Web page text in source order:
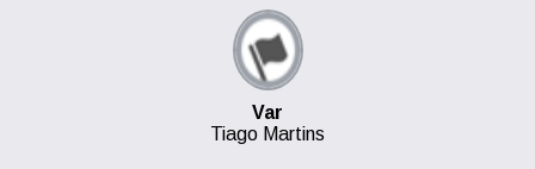
Var
Tiago Martins